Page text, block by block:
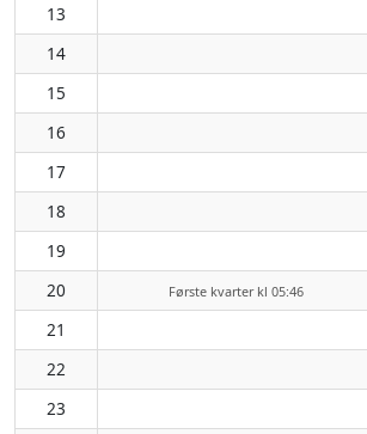
13
14
15
16
17
18
19
20 Første kvarter kl 05:46
21
22
23